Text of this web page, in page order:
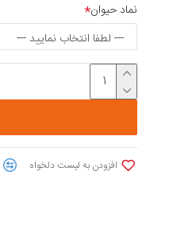
نماد حیوان
افزودن به لیست دلخواه